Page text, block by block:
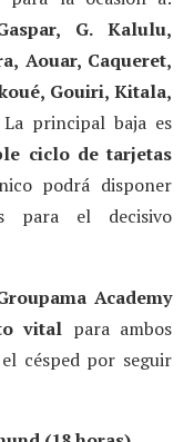
G. Kalulu,
Aouar, Caqueret,
Gouiri, Kitala,
principal baja es
ciclo de tarjetas
podrá disponer
para el decisivo
Academy
vital para ambos
césped por seguir